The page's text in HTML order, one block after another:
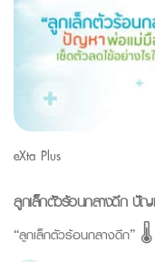
eXta Plus
ลูกเล็กตัวร้อนกลางดึก ปัญ
“ลูกเล็กตัวร้อนกลางดึก”